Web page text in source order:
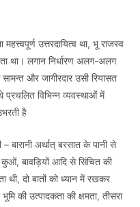
उत्तरदायित्व था, भू राजस्व
था। लगान निर्धारण अलग-अलग
और जागीरदार उसी रियासत
प्रचलित विभिन्न व्यवस्थाओं में
है
बारानी अर्थात् बरसात के पानी से
कुओं, बावड़ियों आदि से सिंचित की
थी, दो बातों को ध्यान में रखकर
की उत्पादकता की क्षमता, तीसरा